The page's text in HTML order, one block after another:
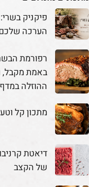
פיקניק
הערכה
באמת
ההוזלה במדף
מתכון קל
דיאטת
של הקצב